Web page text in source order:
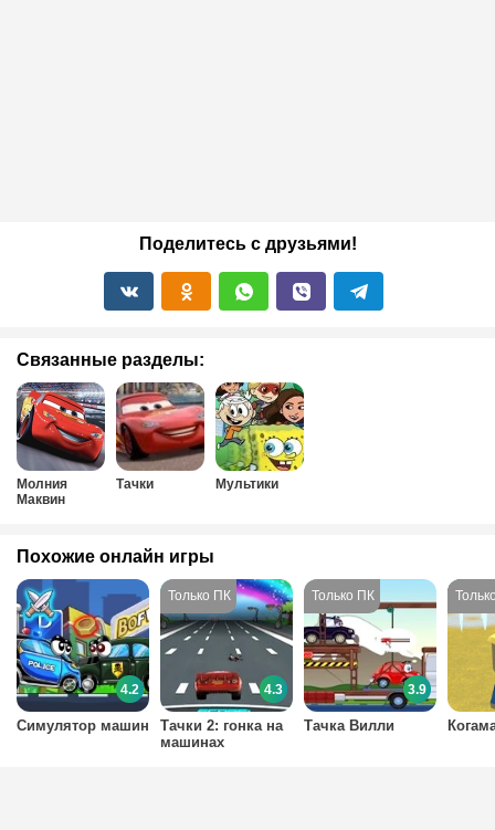
Поделитесь с друзьями!
Связанные разделы:
Молния
Маквин
Тачки Мультики
Похожие онлайн игры
Тачки 2: гонка на
машинах
4.3
Тачка Вилли
3.9
Симулятор машин
4.2